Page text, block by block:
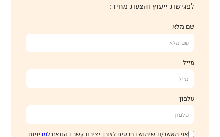
לפגישת ייעוץ והצעת מחיר:
שם מלא
מייל
טלפון
אני מאשר/ת שימוש בפרטים לצורך יצירת קשר בהתאם למדיניות